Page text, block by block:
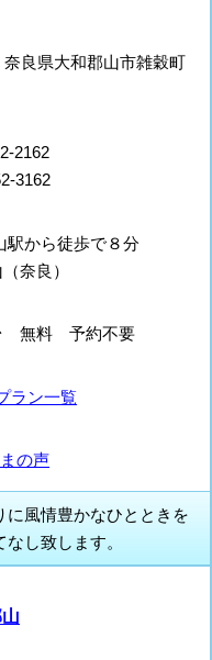
良県大和郡山市雑穀町
2162
3162
駅から徒歩で８分
奈良）
無料 予約不要
ラン一覧
の声
に風情豊かなひとときを
し致します。